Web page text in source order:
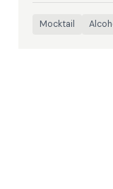
Mocktail